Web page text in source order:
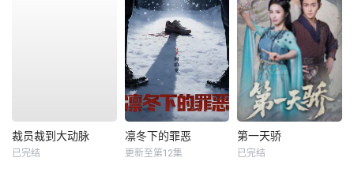
裁员裁到大动脉
已完结
凛冬下的罪恶
更新至第12集
第一天骄
已完结